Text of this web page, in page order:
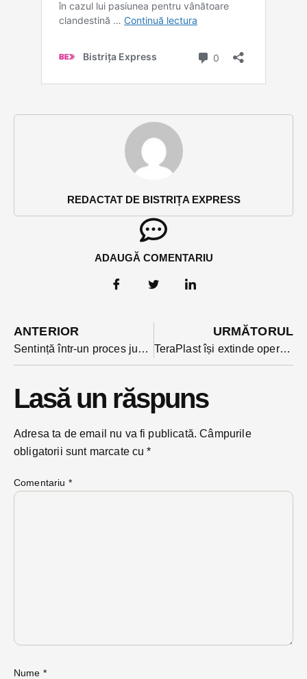
REDACTAT DE BISTRIȚA EXPRESS
ADAUGĂ COMENTARIU
ANTERIOR
Sentință într-un proces judecat cu ușile închise: 11 ani de închisoare pentru un septuagenar care a profitat sexual de dependența de droguri a unei adolescente
URMĂTORUL
TeraPlast își extinde operațiunile către Europa de Vest. Compania bistrițeană preia o fabrică importantă de țevi de polietilenă din Spania
Lasă un răspuns
Adresa ta de email nu va fi publicată. Câmpurile
obligatorii sunt marcate cu*
Comentariu *
Nume *